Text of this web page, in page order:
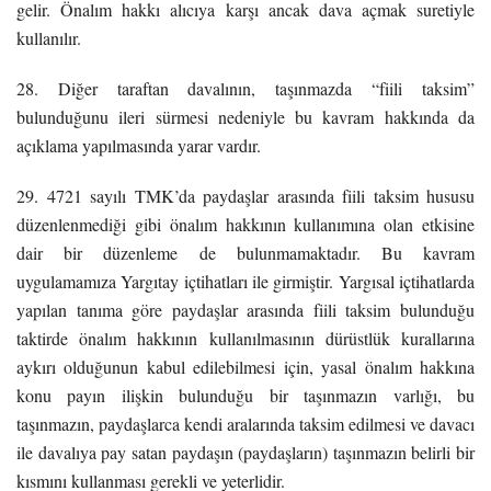
gelir. Önalım hakkı alıcıya karşı ancak dava açmak suretiyle
kullanılır.
28. Diğer taraftan davalının, taşınmazda “fiili taksim”
bulunduğunu ileri sürmesi nedeniyle bu kavram hakkında da
açıklama yapılmasında yarar vardır.
29. 4721 sayılı TMK’da paydaşlar arasında fiili taksim hususu
düzenlenmediği gibi önalım hakkının kullanımına olan etkisine
dair bir düzenleme de bulunmamaktadır. Bu kavram
uygulamamıza Yargıtay içtihatları ile girmiştir. Yargısal içtihatlarda
yapılan tanıma göre paydaşlar arasında fiili taksim bulunduğu
taktirde önalım hakkının kullanılmasının dürüstlük kurallarına
aykırı olduğunun kabul edilebilmesi için, yasal önalım hakkına
konu payın ilişkin bulunduğu bir taşınmazın varlığı, bu
taşınmazın, paydaşlarca kendi aralarında taksim edilmesi ve davacı
ile davalıya pay satan paydaşın (paydaşların) taşınmazın belirli bir
kısmını kullanması gerekli ve yeterlidir.